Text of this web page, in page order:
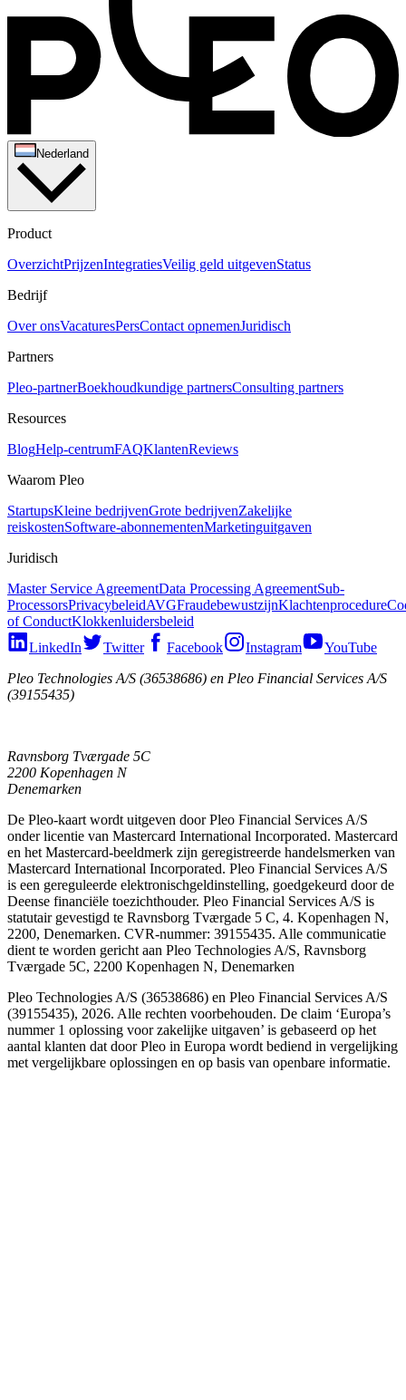
planning. Stel heldere doelen, volg de resultaten in realtime en pas
waar nodig het budget aan. Door uitgaven te bundelen en inzicht te
creëren in je marketinguitgaven, betaal je nooit te veel en blijft je
budget in balans.
Nederland
Product
OverzichtPrijzenIntegratiesVeilig geld uitgevenStatus
Bedrijf
Over onsVacaturesPersContact opnemenJuridisch
Partners
Pleo-partnerBoekhoudkundige partnersConsulting partners
Resources
BlogHelp-centrumFAQKlantenReviews
Waarom Pleo
StartupsKleine bedrijvenGrote bedrijvenZakelijke
reiskostenSoftware-abonnementenMarketinguitgaven
Juridisch
Master Service AgreementData Processing AgreementSub-
ProcessorsPrivacybeleidAVGFraudebewustzijnKlachtenprocedure
of ConductKlokkenluidersbeleid
LinkedIn
Twitter Facebook Instagram
YouTube
Pleo Technologies A/S (36538686) en Pleo Financial Services A/S
(39155435)
Ravnsborg Tværgade 5C
2200 Kopenhagen N
Denemarken
De Pleo-kaart wordt uitgeven door Pleo Financial Services A/S
onder licentie van Mastercard International Incorporated. Mastercard
en het Mastercard-beeldmerk zijn geregistreerde handelsmerken van
Mastercard International Incorporated. Pleo Financial Services A/S
is een gereguleerde elektronischgeldinstelling, goedgekeurd door de
Deense financiële toezichthouder. Pleo Financial Services A/S is
statutair gevestigd te Ravnsborg Tværgade 5 C, 4. Kopenhagen N,
2200, Denemarken. CVR-nummer: 39155435. Alle communicatie
dient te worden gericht aan Pleo Technologies A/S, Ravnsborg
Tværgade 5C, 2200 Kopenhagen N, Denemarken
Pleo Technologies A/S (36538686) en Pleo Financial Services A/S
(39155435), 2026. Alle rechten voorbehouden. De claim ‘Europa’s
nummer 1 oplossing voor zakelijke uitgaven’ is gebaseerd op het
aantal klanten dat door Pleo in Europa wordt bediend in vergelijking
met vergelijkbare oplossingen en op basis van openbare informatie.